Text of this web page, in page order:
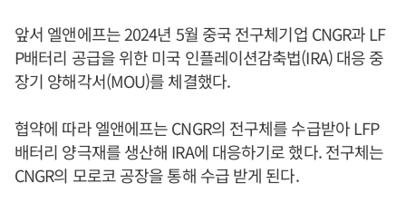
앞서 엘앤에프는 2024년 5월 중국 전구체기업 CNGR과 LF
P배터리 공급을 위한 미국 인플레이션감축법(IRA) 대응 중
장기 양해각서(MOU)를 체결했다.
협약에 따라 엘앤에프는 CNGR의 전구체를 수급받아 LFP
배터리 양극재를 생산해 IRA에 대응하기로 했다. 전구체는
CNGR의 모로코 공장을 통해 수급 받게 된다.